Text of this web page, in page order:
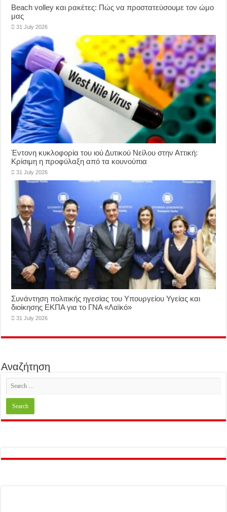
Beach volley και ρακέτες: Πώς να προστατεύσουμε τον ώμο
μας
31 July 2026
Έντονη κυκλοφορία του ιού Δυτικού Νείλου στην Αττική:
Κρίσιμη η προφύλαξη από τα κουνούπια
31 July 2026
Συνάντηση πολιτικής ηγεσίας του Υπουργείου Υγείας και
διοίκησης ΕΚΠΑ για το ΓΝΑ «Λαϊκό»
31 July 2026
Αναζήτηση